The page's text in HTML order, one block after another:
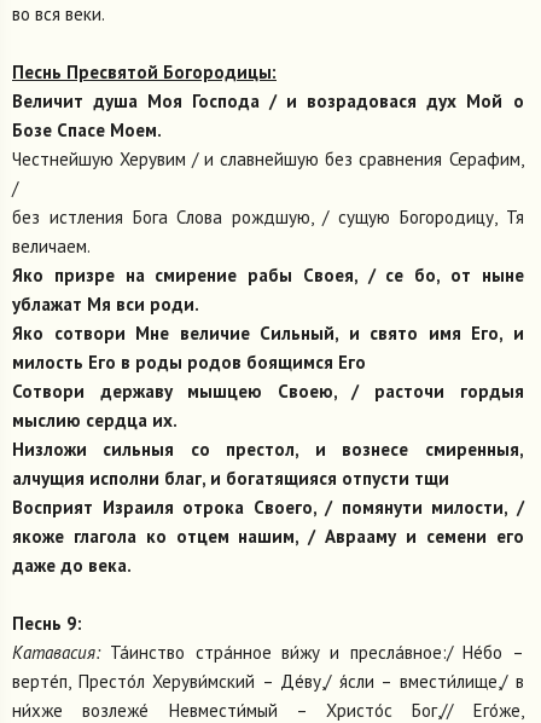
во вся веки.
Песнь Пресвятой Богородицы:
Величит душа Моя Господа / и возрадовася дух Мой о
Бозе Спасе Моем.
Честнейшую Херувим / и славнейшую без сравнения Серафим,
/
без истления Бога Слова рождшую, / сущую Богородицу, Тя
величаем.
Яко призре на смирение рабы Своея, / се бо, от ныне
ублажат Мя вси роди.
Яко сотвори Мне величие Сильный, и свято имя Его, и
милость Его в роды родов боящимся Его
Сотвори державу мышцею Своею, / расточи гордыя
мыслию сердца их.
Низложи сильныя со престол, и вознесе смиренныя,
алчущия исполни благ, и богатящияся отпусти тщи
Восприят Израиля отрока Своего, / помянути милости, /
якоже глагола ко отцем нашим, / Аврааму и семени его
даже до века.
Песнь 9:
Катавасия:Та́инство стра́нное ви́жу и пресла́вное:/ Не́бо –
верте́п, Престо́л Херуви́мский – Де́ву,/ я́сли – вмести́лище,/ в
ни́хже возлеже́ Невмести́мый – Христо́с Бог,// Его́же,